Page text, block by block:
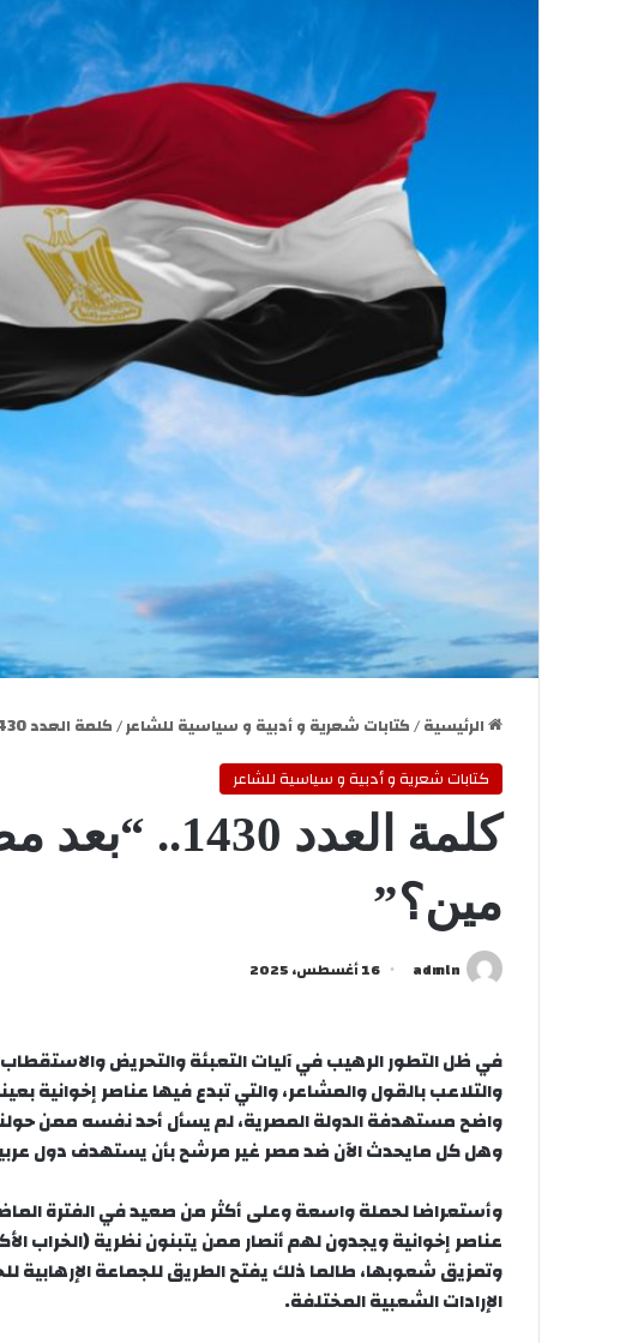
الرئيسية/كتابات شعرية و أدبية و سياسية للشاعر/كلمة العدد 1430.. “بعد مصر الدور على مين؟”
كتابات شعرية و أدبية و سياسية للشاعر
كلمة العدد
مين؟”
admln 16 أغسطس، 2025
في ظل التطور الرهيب في آليات التعبئة والتحريض
والتلاعب بالقول والمشاعر، والتي تبدع فيها عناصر إخوانية
واضح مستهدفة الدولة المصرية، لم يسأل أحد نفسه ممن
وهل كل مايحدث الآن ضد مصر غير مرشح بأن يستهدف دول
وأستعراضا لحملة واسعة وعلى أكثر من صعيد في الفترة
عناصر إخوانية ويجدون لهم أنصار ممن يتبنون نظرية (الخراب
وتمزيق شعوبها، طالما ذلك يفتح الطريق للجماعة الإرهابية
الإرادات الشعبية المختلفة.